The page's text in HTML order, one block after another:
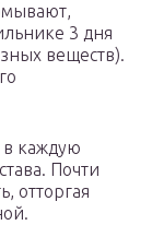
3 дня
веществ).
в каждую
Почти
отторгая